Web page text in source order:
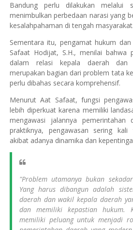
Bandung perlu dilakukan
menimbulkan perbedaan narasi yang
kesalahpahaman di tengah masyarakat.
Sementara itu, pengamat hukum
Safaat Hodijat, S.H., menilai bahwa
dalam relasi kepala daerah dan
merupakan bagian dari problem tata
perlu dibahas secara komprehensif.
Menurut Aat Safaat, fungsi
lebih diperkuat karena memiliki
mengawasi jalannya pemerintahan
praktiknya, pengawasan sering
akibat adanya dinamika dan
"Problem utamanya bukan
Yang harus dibangun adalah
daerah dan wakil kepala daerah
dan memiliki kepastian hukum.
memiliki peluang untuk menjadi